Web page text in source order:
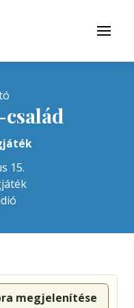
Menü
15.
megjelenítése